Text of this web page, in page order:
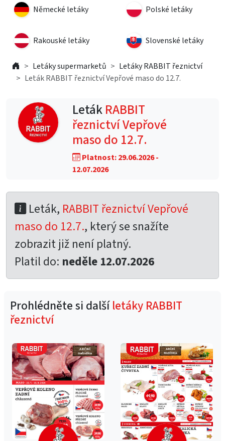
Německé letáky Polské letáky
Rakouské letáky Slovenské letáky
Letáky supermarketů
Letáky RABBIT řeznictví
Leták RABBIT řeznictví Vepřové maso do 12.7.
LetákRABBIT
řeznictví Vepřové
maso do 12.7.
Platnost: 29.06.2026 -
12.07.2026
Leták, RABBIT řeznictví Vepřové
maso do 12.7., který se snažíte
zobrazit již není platný.
Platil do: neděle 12.07.2026
Prohlédněte si dalšíletáky RABBIT
řeznictví